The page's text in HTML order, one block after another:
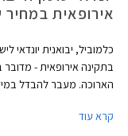
אירופאית במחיר של
בתקינה אירופאית -
הארוכה. מעבר להבדל
קרא עוד